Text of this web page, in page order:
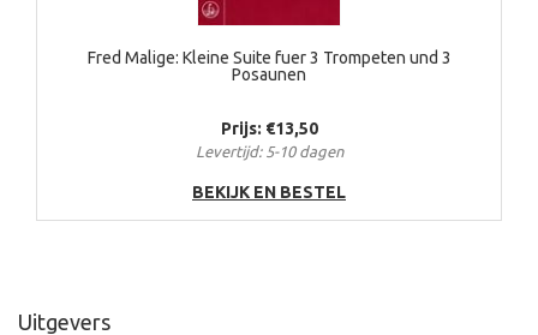
Fred Malige: Kleine Suite fuer 3 Trompeten und 3
Posaunen
Prijs: €13,50
Levertijd: 5-10 dagen
BEKIJK EN BESTEL
Uitgevers